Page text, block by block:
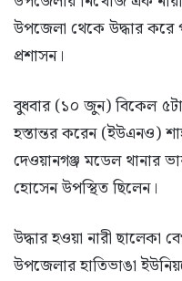
উপজেলা থেকে উদ্ধার করে
প্রশাসন।
বুধবার (১০ জুন) বিকেল
হস্তান্তর করেন (ইউএনও)
দেওয়ানগঞ্জ মডেল থানার
হোসেন উপস্থিত ছিলেন।
উদ্ধার হওয়া নারী ছালেকা
উপজেলার হাতিভাঙা